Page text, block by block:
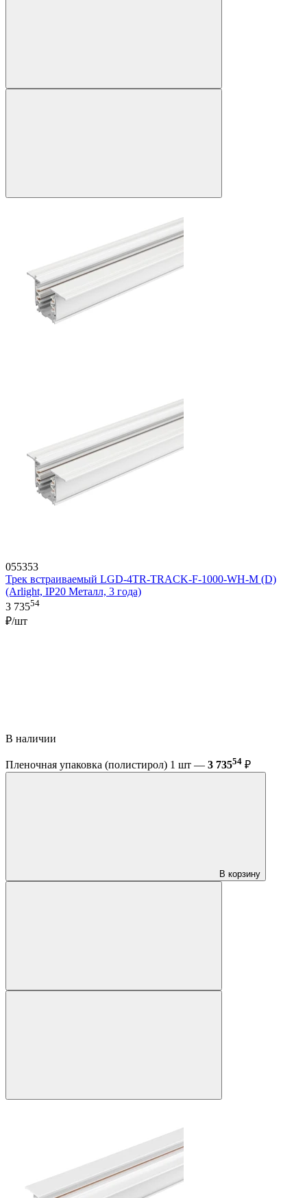
055353
Трек встраиваемый LGD-4TR-TRACK-F-1000-WH-M (D)
(Arlight, IP20 Металл, 3 года)
3 73554
₽/шт
В наличии
Пленочная упаковка (полистирол) 1 шт — 3 73554 ₽
В корзину